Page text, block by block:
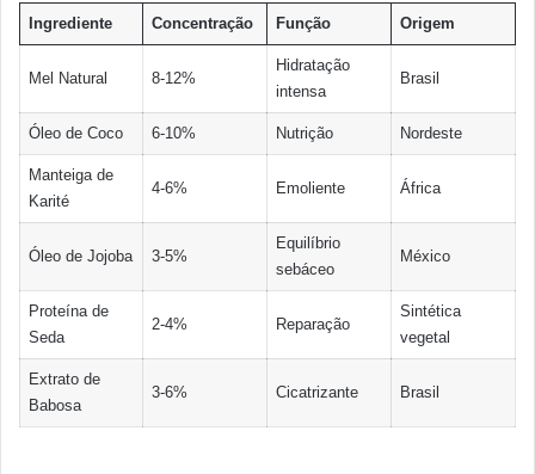
Ingrediente Concentração Função Origem
Mel Natural 8-12%
Hidratação
intensa
Brasil
Óleo de Coco 6-10% Nutrição Nordeste
Manteiga de
Karité
4-6% Emoliente África
Óleo de Jojoba 3-5%
Equilíbrio
sebáceo
México
Proteína de
Seda
2-4% Reparação
Sintética
vegetal
Extrato de
Babosa
3-6% Cicatrizante Brasil